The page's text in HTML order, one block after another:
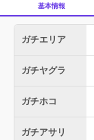
基本情報
ガチエリア
ガチヤグラ
ガチホコ
ガチアサリ